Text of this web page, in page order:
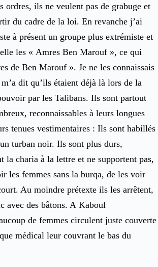
ordres, ils ne veulent pas de grabuge et
du cadre de la loi. En revanche j’ai
à présent un groupe plus extrémiste et
les « Amres Ben Marouf », ce qui
de Ben Marouf ». Je ne les connaissais
dit qu’ils étaient déjà là lors de la
par les Talibans. Ils sont partout
reconnaissables à leurs longues
tenues vestimentaires : Ils sont habillés
turban noir. Ils sont plus durs,
la charia à la lettre et ne supportent pas,
les femmes sans la burqa, de les voir
Au moindre prétexte ils les arrêtent,
avec des bâtons. A Kaboul
de femmes circulent juste couverte
médical leur couvrant le bas du